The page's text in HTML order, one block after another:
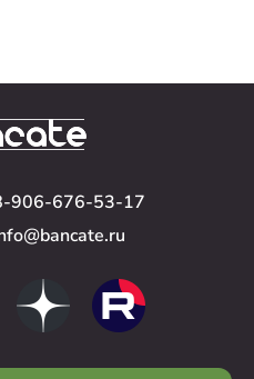
906-676-53-17